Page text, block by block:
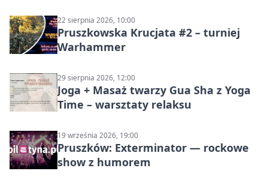
22 sierpnia 2026, 10:00
Pruszkowska Krucjata #2 – turniej
Warhammer
29 sierpnia 2026, 12:00
Joga + Masaż twarzy Gua Sha z Yoga
Time – warsztaty relaksu
19 września 2026, 19:00
Pruszków: Exterminator — rockowe
show z humorem